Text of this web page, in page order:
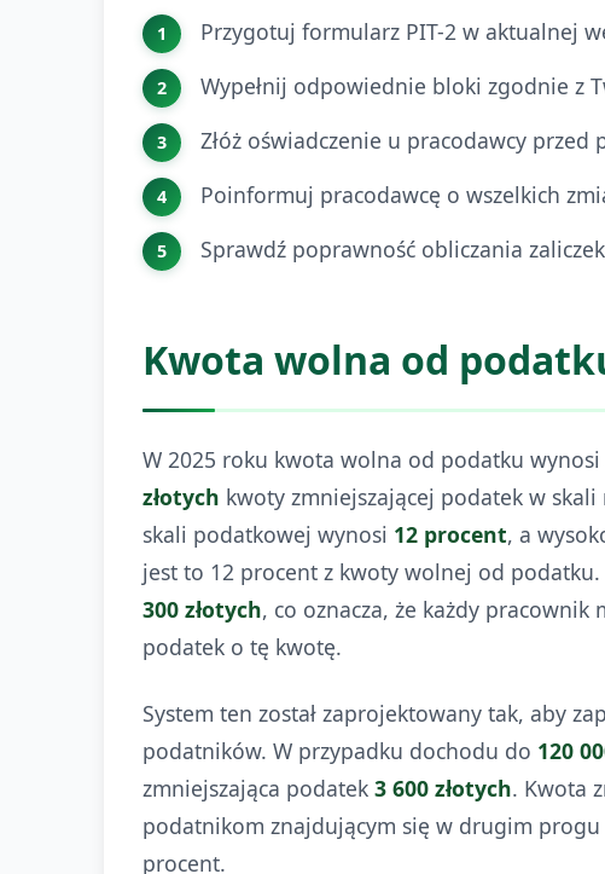
Przygotuj formularz PIT-2 w aktualnej
Wypełnij odpowiednie bloki zgodnie z
Złóż oświadczenie u pracodawcy przed
Poinformuj pracodawcę o wszelkich
Sprawdź poprawność obliczania
Kwota wolna od
W 2025 roku kwota wolna od podatku wynosi
złotych kwoty zmniejszającej podatek w
skali podatkowej wynosi 12 procent, a
jest to 12 procent z kwoty wolnej od
300 złotych, co oznacza, że każdy pracownik
podatek o tę kwotę.
System ten został zaprojektowany tak, aby
podatników. W przypadku dochodu do 120
zmniejszająca podatek 3 600 złotych. Kwota
podatnikom znajdującym się w drugim
procent.